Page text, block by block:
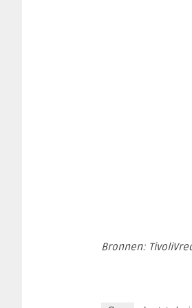
Bronnen: